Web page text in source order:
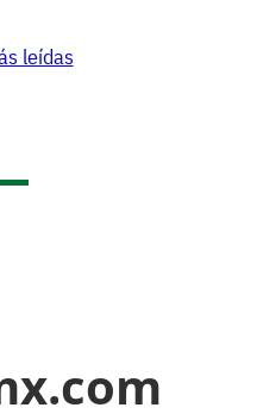
leídas